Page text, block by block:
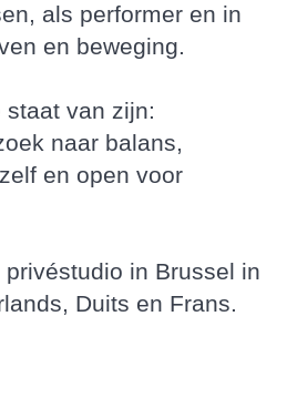
als performer en in
en beweging.
staat van zijn:
naar balans,
en open voor
in Brussel in
Duits en Frans.